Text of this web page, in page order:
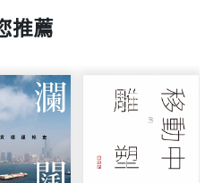
事名單
Foundation 50th Annivers
花似錦︰台灣產業50
女青40：愛無所不在》、
臟學會60週年》。
推薦